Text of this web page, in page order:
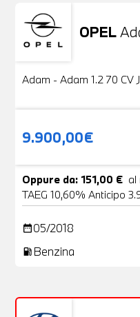
OPEL
Usato
Adam - Adam 1.2 70 CV
9.900,00€
Oppure da: 151,00 € al
TAEG 10,60% Anticipo
date_range05/2018
local_gas_station Benzina